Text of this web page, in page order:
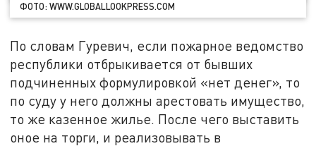
ФОТО: WWW.GLOBALLOOKPRESS.COM
По словам Гуревич, если пожарное ведомство
республики отбрыкивается от бывших
подчиненных формулировкой «нет денег», то
по суду у него должны арестовать имущество,
то же казенное жилье. После чего выставить
оное на торги, и реализовывать в